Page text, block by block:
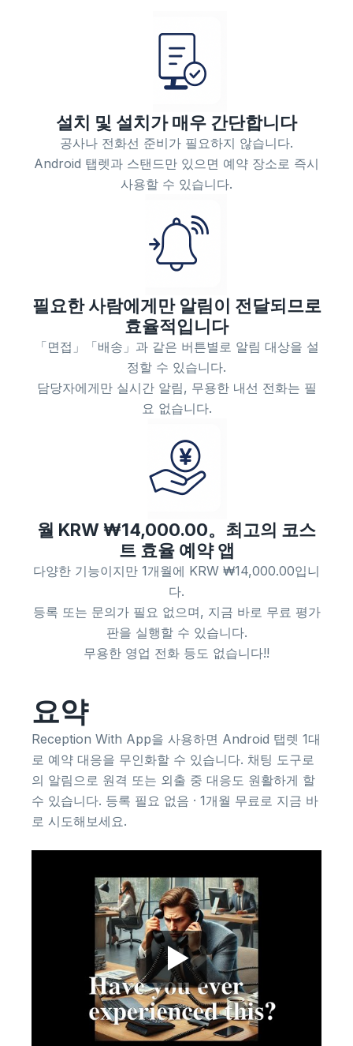
설치 및 설치가 매우 간단합니다
공사나 전화선 준비가 필요하지 않습니다.
Android 탭렛과 스탠드만 있으면 예약 장소로 즉시
사용할 수 있습니다.
필요한 사람에게만 알림이 전달되므로
효율적입니다
「면접」「배송」과 같은 버튼별로 알림 대상을 설
정할 수 있습니다.
담당자에게만 실시간 알림, 무용한 내선 전화는 필
요 없습니다.
월 KRW ₩14,000.00。최고의 코스
트 효율 예약 앱
다양한 기능이지만 1개월에 KRW ₩14,000.00입니
다.
등록 또는 문의가 필요 없으며, 지금 바로 무료 평가
판을 실행할 수 있습니다.
무용한 영업 전화 등도 없습니다!!
요약
Reception With App을 사용하면 Android 탭렛 1대
로 예약 대응을 무인화할 수 있습니다. 채팅 도구로
의 알림으로 원격 또는 외출 중 대응도 원활하게 할
수 있습니다. 등록 필요 없음 · 1개월 무료로 지금 바
로 시도해보세요.
▶